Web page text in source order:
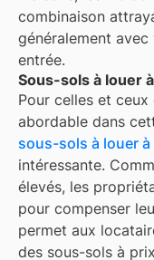
combinaison
généralement
entrée.
Sous-sols à louer
Pour celles et
abordable dans
sous-sols à louer à
intéressante.
élevés, les
pour compenser
permet aux
des sous-sols à